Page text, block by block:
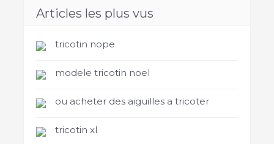
Articles les plus vus
tricotin nope
modele tricotin noel
ou acheter des aiguilles a tricoter
tricotin xl